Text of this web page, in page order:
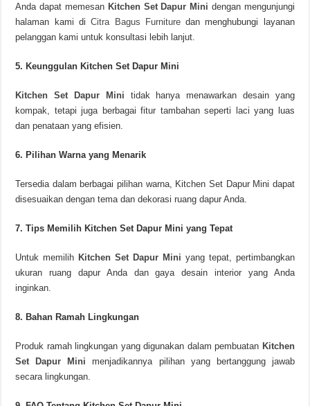
Anda dapat memesan Kitchen Set Dapur Mini dengan mengunjungi
halaman kami diCitra Bagus Furnituredan menghubungi layanan
pelanggan kami untuk konsultasi lebih lanjut.
5. Keunggulan Kitchen Set Dapur Mini
Kitchen Set Dapur Mini tidak hanya menawarkan desain yang
kompak, tetapi juga berbagai fitur tambahan seperti laci yang luas
dan penataan yang efisien.
6. Pilihan Warna yang Menarik
Tersedia dalam berbagai pilihan warna, Kitchen Set Dapur Mini dapat
disesuaikan dengan tema dan dekorasi ruang dapur Anda.
7. Tips Memilih Kitchen Set Dapur Mini yang Tepat
Untuk memilih Kitchen Set Dapur Mini yang tepat, pertimbangkan
ukuran ruang dapur Anda dan gaya desain interior yang Anda
inginkan.
8. Bahan Ramah Lingkungan
Produk ramah lingkungan yang digunakan dalam pembuatan Kitchen
Set Dapur Mini menjadikannya pilihan yang bertanggung jawab
secara lingkungan.